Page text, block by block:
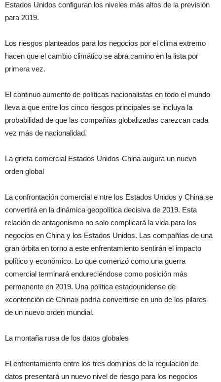
Estados Unidos configuran los niveles más altos de la previsión
para 2019.
Los riesgos planteados para los negocios por el clima extremo
hacen que el cambio climático se abra camino en la lista por
primera vez.
El continuo aumento de políticas nacionalistas en todo el mundo
lleva a que entre los cinco riesgos principales se incluya la
probabilidad de que las compañías globalizadas carezcan cada
vez más de nacionalidad.
La grieta comercial Estados Unidos-China augura un nuevo
orden global
La confrontación comercial e ntre los Estados Unidos y China se
convertirá en la dinámica geopolítica decisiva de 2019. Esta
relación de antagonismo no solo complicará la vida para los
negocios en China y los Estados Unidos. Las compañías de una
gran órbita en torno a este enfrentamiento sentirán el impacto
político y económico. Lo que comenzó como una guerra
comercial terminará endureciéndose como posición más
permanente en 2019. Una política estadounidense de
«contención de China» podría convertirse en uno de los pilares
de un nuevo orden mundial.
La montaña rusa de los datos globales
El enfrentamiento entre los tres dominios de la regulación de
datos presentará un nuevo nivel de riesgo para los negocios